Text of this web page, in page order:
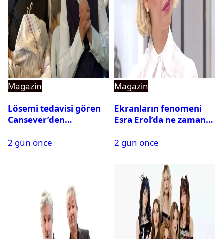
Magazin
Lösemi tedavisi gören
Cansever’den
2 gün önce
Magazin
Ekranların fenomeni
Esra Erol’da ne zaman
2 gün önce